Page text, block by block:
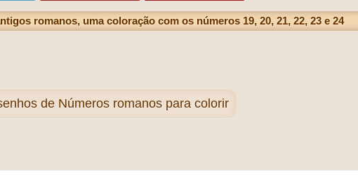
romanos, uma coloração com os números 19, 20, 21, 22, 23 e 24
de Números romanos para colorir